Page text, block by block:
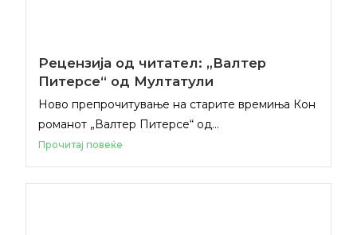
Рецензија од читател: „Валтер
Питерсе“ од Мултатули
Ново препрочитување на старите времиња Кон
романот „Валтер Питерсе“ од...
Прочитај повеќе